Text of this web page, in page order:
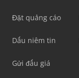
Đặt quảng cáo
Dấu niêm tin
Gửi đấu giá